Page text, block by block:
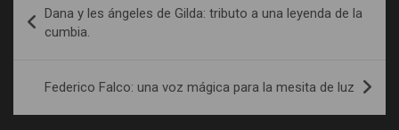
navigation
Dana y les ángeles de Gilda: tributo a una leyenda de la
cumbia.
Federico Falco: una voz mágica para la mesita de luz